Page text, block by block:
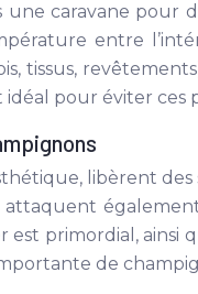
une caravane
entre
tissus,
idéal pour éviter
libèrent
attaquent
primordial,
de